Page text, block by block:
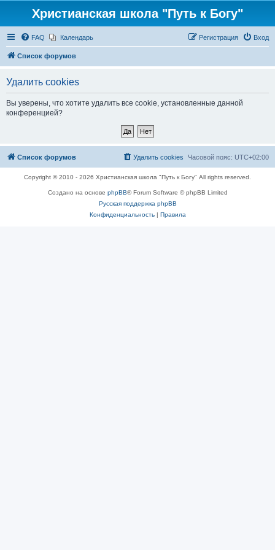
Христианская школа "Путь к Богу"
FAQ Календарь Вход
Регистрация
Список форумов
Удалить cookies
Вы уверены, что хотите удалить все cookie, установленные данной
конференцией?
Список форумов Часовой пояс: UTC+02:00
Удалить cookies
Copyright © 2010 - 2026 Христианская школа "Путь к Богу" All rights reserved.
Создано на основе phpBB® Forum Software © phpBB Limited
Русская поддержка phpBB
Конфиденциальность| Правила